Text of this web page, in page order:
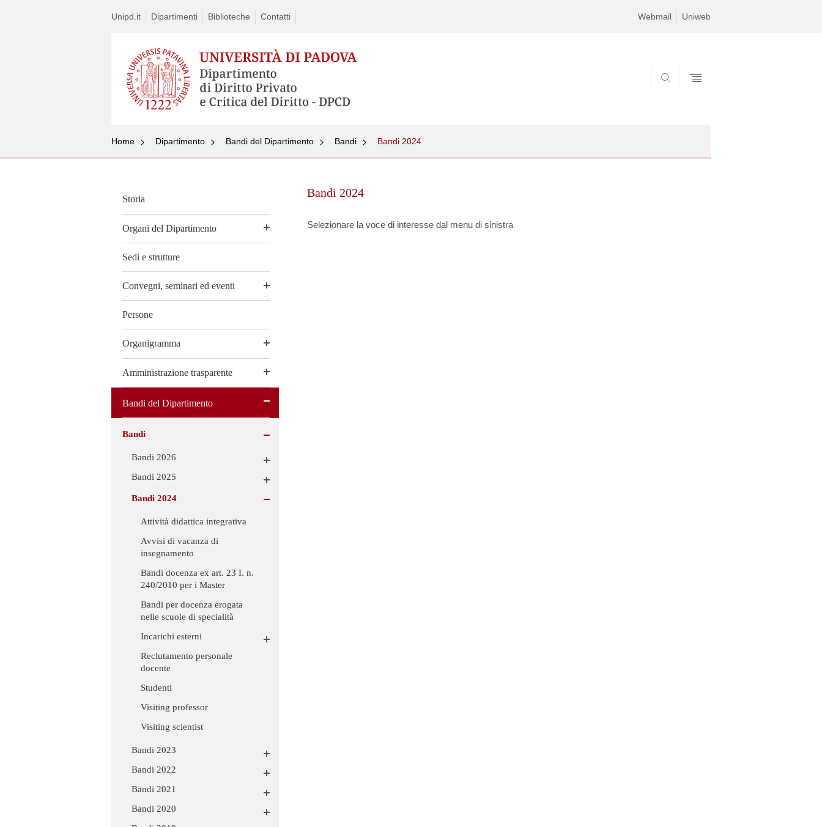
Unipd.it Dipartimenti Biblioteche Contatti Webmail Uniweb
Home Dipartimento Bandi del Dipartimento Bandi Bandi 2024
Storia
Organi del Dipartimento
Sedi e strutture
Convegni, seminari ed eventi
Persone
Organigramma
Amministrazione trasparente
Bandi del Dipartimento
Bandi
Bandi 2026
Bandi 2025
Bandi 2024
Attività didattica integrativa
Avvisi di vacanza di
insegnamento
Bandi docenza ex art. 23 I. n.
240/2010 per i Master
Bandi per docenza erogata
nelle scuole di specialità
Incarichi esterni
Reclutamento personale
docente
Studenti
Visiting professor
Visiting scientist
Bandi 2023
Bandi 2022
Bandi 2021
Bandi 2020
Bandi 2024
Selezionare la voce di interesse dal menu di sinistra